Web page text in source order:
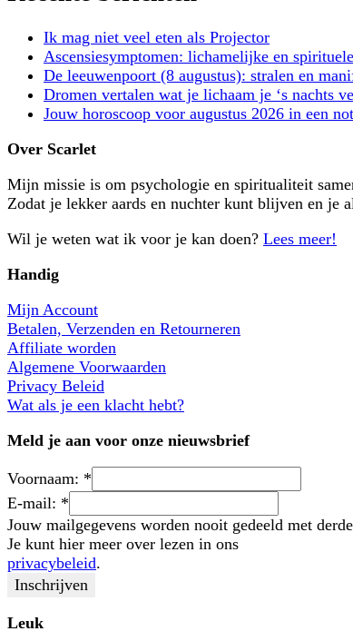
Ik mag niet veel eten als Projector
Ascensiesymptomen: lichamelijke en
De leeuwenpoort (8 augustus): stralen en
Dromen vertalen wat je lichaam je ‘s nachts
Jouw horoscoop voor augustus 2026 in een
Over Scarlet
Mijn missie is om psychologie en spiritualiteit
Zodat je lekker aards en nuchter kunt blijven en je
Wil je weten wat ik voor je kan doen? Lees meer!
Handig
Mijn Account
Betalen, Verzenden en Retourneren
Affiliate worden
Algemene Voorwaarden
Privacy Beleid
Wat als je een klacht hebt?
Meld je aan voor onze nieuwsbrief
Voornaam: *
E-mail: *
Jouw mailgegevens worden nooit gedeeld met
Je kunt hier meer over lezen in ons
privacybeleid.
Leuk